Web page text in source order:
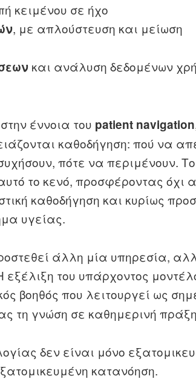
κειμένου σε ήχο
, με απλούστευση και μείωση
και ανάλυση δεδομένων
έννοια του patient navigation
καθοδήγηση: πού να
πότε να περιμένουν.
το κενό, προσφέροντας όχι
καθοδήγηση και κυρίως
υγείας.
άλλη μία υπηρεσία,
του υπάρχοντος
βοηθός που λειτουργεί ως
τη γνώση σε καθημερινή
δεν είναι μόνο
κατανόηση.